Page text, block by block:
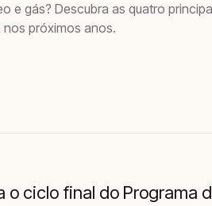
e gás? Descubra as quatro
próximos anos.
o ciclo final do Programa